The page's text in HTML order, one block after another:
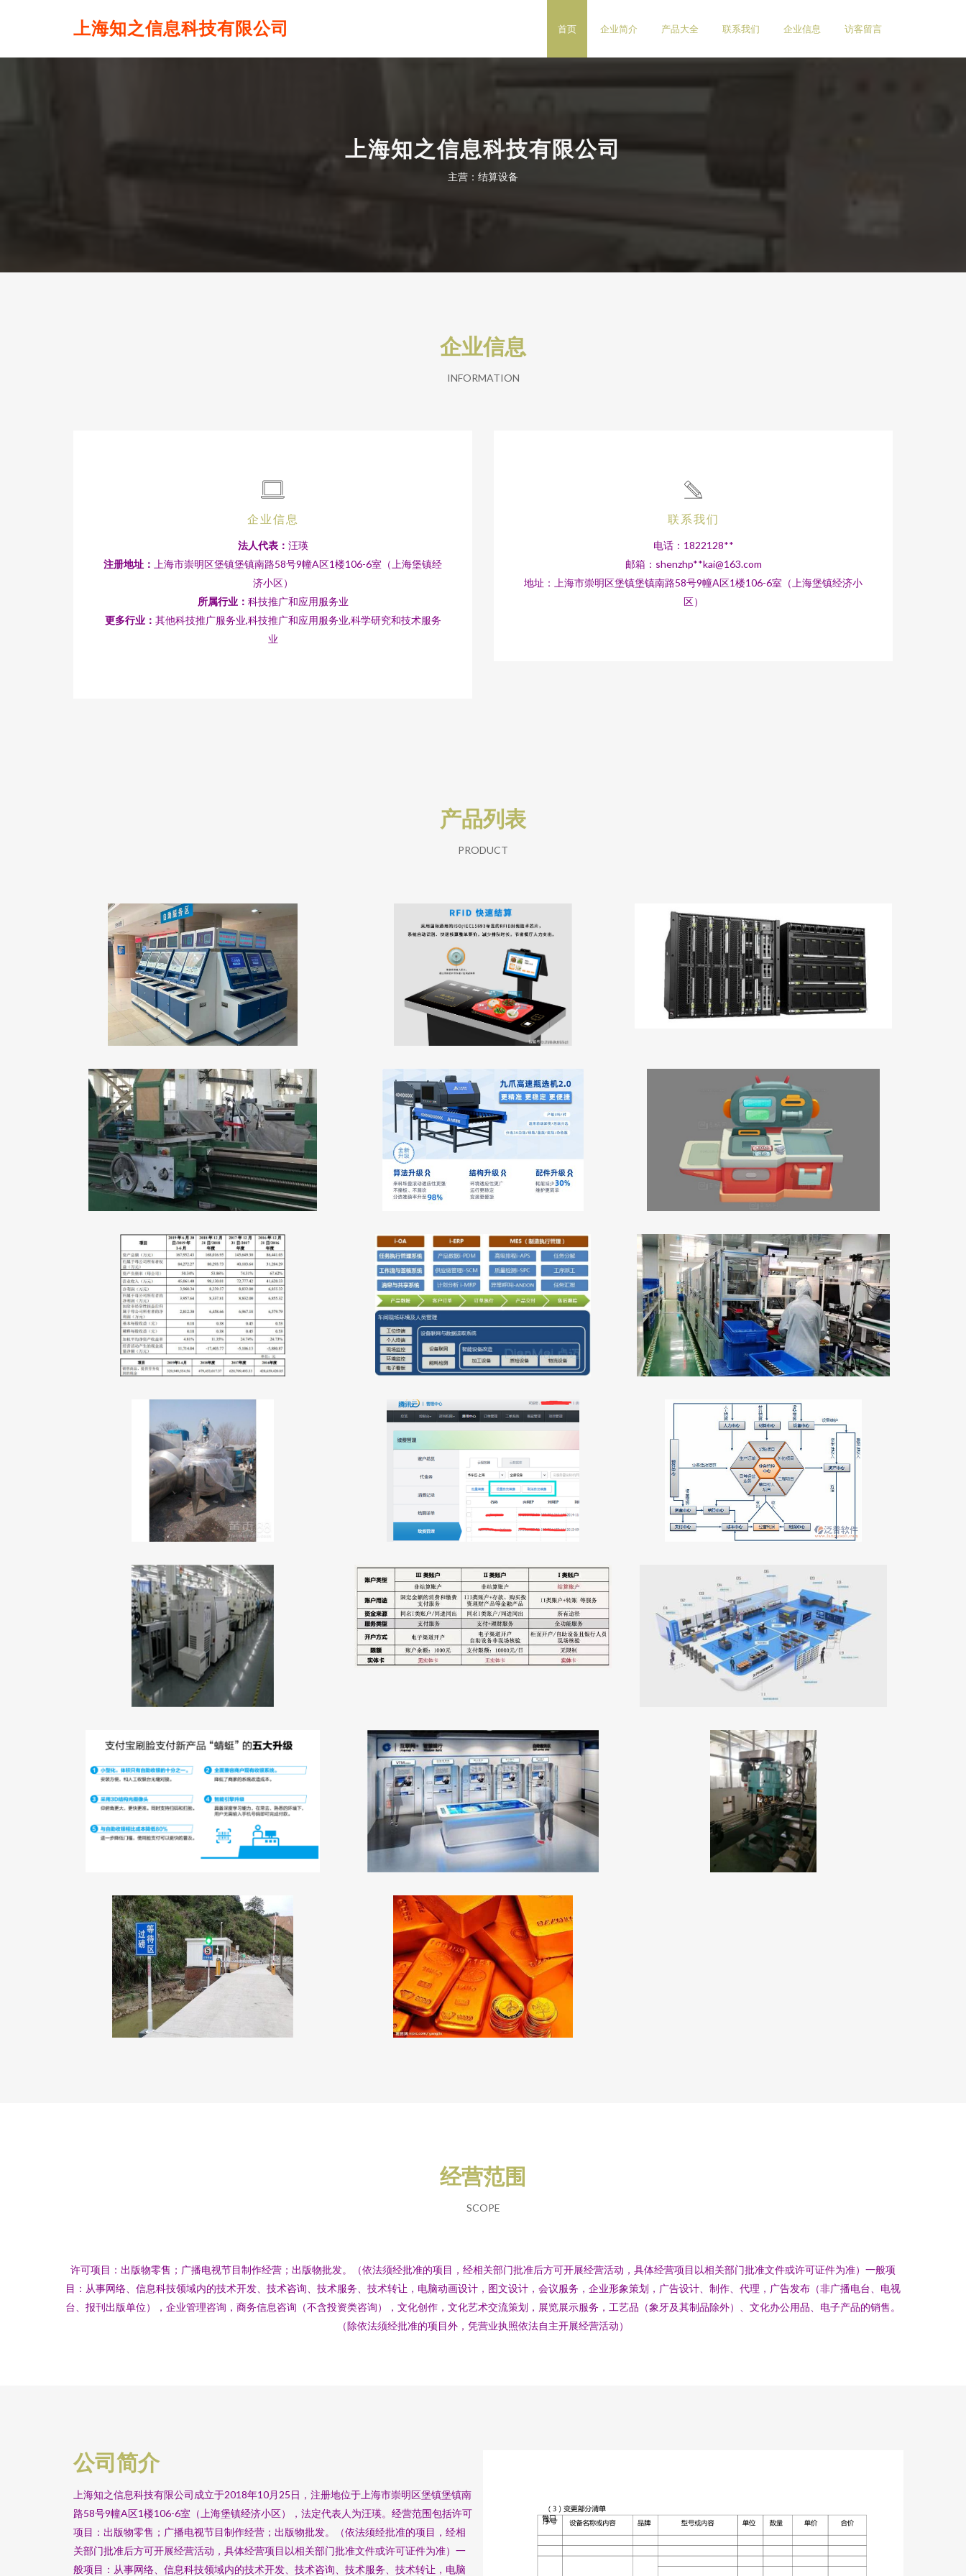
上海知之信息科技有限公司 首页 企业简介 产品大全 联系我们 企业信息 访客留言
上海知之信息科技有限公司
主营：结算设备
企业信息
INFORMATION
企业信息
法人代表： 汪瑛
注册地址：
上海市崇明区堡镇堡镇南路58号9幢A区1楼106-6室（上海堡镇经
济小区）
所属行业： 科技推广和应用服务业
更多行业： 其他科技推广服务业,科技推广和应用服务业,科学研究和技术服务
业
联系我们
电话：1822128**
邮箱：shenzhp**kai@163.com
地址：上海市崇明区堡镇堡镇南路58号9幢A区1楼106-6室（上海堡镇经济小
区）
产品列表
PRODUCT
经营范围
SCOPE
许可项目：出版物零售；广播电视节目制作经营；出版物批发。（依法须经批准的项目，经相关部门批准后方可开展经营活动，具体经营项目以相关部门批准文件或许可证件为准）一般项
目：从事网络、信息科技领域内的技术开发、技术咨询、技术服务、技术转让，电脑动画设计，图文设计，会议服务，企业形象策划，广告设计、制作、代理，广告发布（非广播电台、电视
台、报刊出版单位），企业管理咨询，商务信息咨询（不含投资类咨询），文化创作，文化艺术交流策划，展览展示服务，工艺品（象牙及其制品除外）、文化办公用品、电子产品的销售。
（除依法须经批准的项目外，凭营业执照依法自主开展经营活动）
公司简介
上海知之信息科技有限公司成立于2018年10月25日，注册地位于上海市崇明区堡镇堡镇南
路58号9幢A区1楼106-6室（上海堡镇经济小区），法定代表人为汪瑛。经营范围包括许可
项目：出版物零售；广播电视节目制作经营；出版物批发。（依法须经批准的项目，经相
关部门批准后方可开展经营活动，具体经营项目以相关部门批准文件或许可证件为准）一
般项目：从事网络、信息科技领域内的技术开发、技术咨询、技术服务、技术转让，电脑